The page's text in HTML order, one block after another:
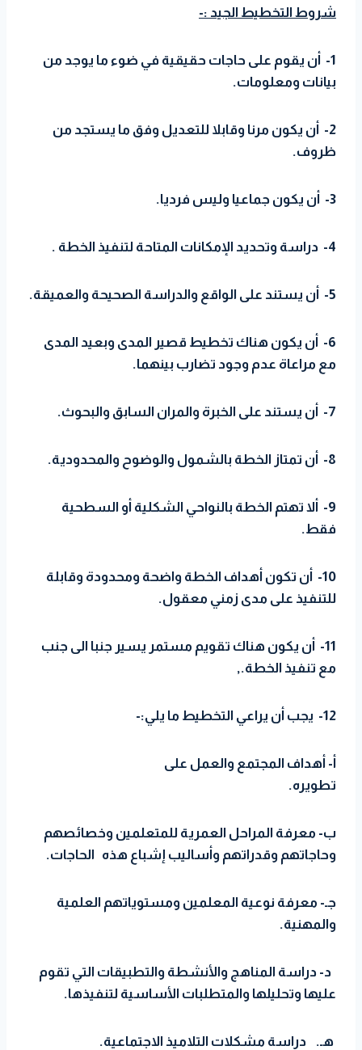
شروط التخطيط الجيد :-
1- أن يقوم على حاجات حقيقية في ضوء ما يوجد من
بيانات ومعلومات.
2- أن يكون مرنا وقابلا للتعديل وفق ما يستجد من
ظروف.
3- أن يكون جماعيا وليس فرديا.
4- دراسة وتحديد الإمكانات المتاحة لتنفيذ الخطة .
5- أن يستند على الواقع والدراسة الصحيحة والعميقة.
6- أن يكون هناك تخطيط قصير المدى وبعيد المدى
مع مراعاة عدم وجود تضارب بينهما.
7- أن يستند على الخبرة والمران السابق والبحوث.
8- أن تمتاز الخطة بالشمول والوضوح والمحدودية.
9- ألا تهتم الخطة بالنواحي الشكلية أو السطحية
فقط.
10- أن تكون أهداف الخطة واضحة ومحدودة وقابلة
للتنفيذ على مدى زمني معقول.
11- أن يكون هناك تقويم مستمر يسير جنبا الى جنب
مع تنفيذ الخطة.,
12- يجب أن يراعي التخطيط ما يلي:-
أ- أهداف المجتمع والعمل على
تطويره.
ب- معرفة المراحل العمرية للمتعلمين وخصائصهم
وحاجاتهم وقدراتهم وأساليب إشباع هذه الحاجات.
جـ- معرفة نوعية المعلمين ومستوياتهم العلمية
والمهنية.
د- دراسة المناهج والأنشطة والتطبيقات التي تقوم
عليها وتحليلها والمتطلبات الأساسية لتنفيذها.
هـ. دراسة مشكلات التلاميذ الاجتماعية.